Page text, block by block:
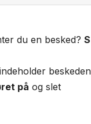
du en besked?
beskeden
på og slet